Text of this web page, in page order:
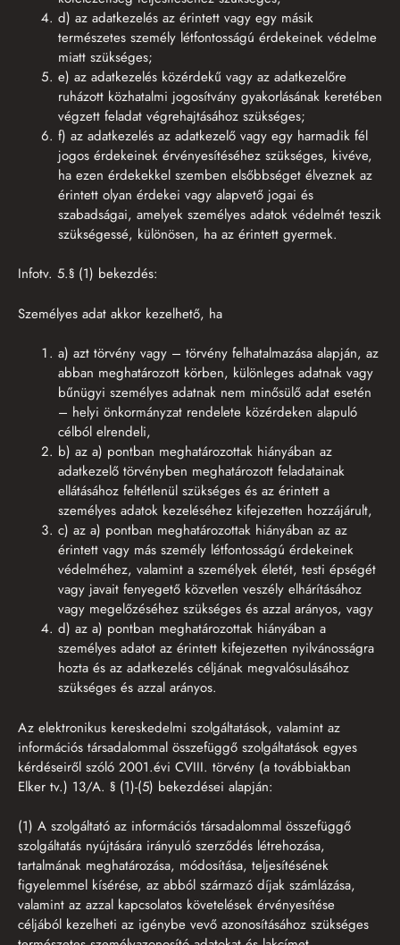
d) az adatkezelés az érintett vagy egy másik
természetes személy létfontosságú érdekeinek védelme
miatt szükséges;
e) az adatkezelés közérdekű vagy az adatkezelőre
ruházott közhatalmi jogosítvány gyakorlásának keretében
végzett feladat végrehajtásához szükséges;
f) az adatkezelés az adatkezelő vagy egy harmadik fél
jogos érdekeinek érvényesítéséhez szükséges, kivéve,
ha ezen érdekekkel szemben elsőbbséget élveznek az
érintett olyan érdekei vagy alapvető jogai és
szabadságai, amelyek személyes adatok védelmét teszik
szükségessé, különösen, ha az érintett gyermek.
Infotv. 5.§ (1) bekezdés:
Személyes adat akkor kezelhető, ha
a) azt törvény vagy – törvény felhatalmazása alapján, az
abban meghatározott körben, különleges adatnak vagy
bűnügyi személyes adatnak nem minősülő adat esetén
– helyi önkormányzat rendelete közérdeken alapuló
célból elrendeli,
b) az a) pontban meghatározottak hiányában az
adatkezelő törvényben meghatározott feladatainak
ellátásához feltétlenül szükséges és az érintett a
személyes adatok kezeléséhez kifejezetten hozzájárult,
c) az a) pontban meghatározottak hiányában az az
érintett vagy más személy létfontosságú érdekeinek
védelméhez, valamint a személyek életét, testi épségét
vagy javait fenyegető közvetlen veszély elhárításához
vagy megelőzéséhez szükséges és azzal arányos, vagy
d) az a) pontban meghatározottak hiányában a
személyes adatot az érintett kifejezetten nyilvánosságra
hozta és az adatkezelés céljának megvalósulásához
szükséges és azzal arányos.
Az elektronikus kereskedelmi szolgáltatások, valamint az
információs társadalommal összefüggő szolgáltatások egyes
kérdéseiről szóló 2001.évi CVIII. törvény (a továbbiakban
Elker tv.) 13/A. § (1)-(5) bekezdései alapján:
(1) A szolgáltató az információs társadalommal összefüggő
szolgáltatás nyújtására irányuló szerződés létrehozása,
tartalmának meghatározása, módosítása, teljesítésének
figyelemmel kísérése, az abból származó díjak számlázása,
valamint az azzal kapcsolatos követelések érvényesítése
céljából kezelheti az igénybe vevő azonosításához szükséges